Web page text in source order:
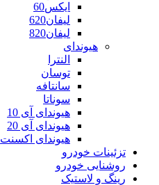
ایکس60
لیفان620
لیفان820
هیوندای
النترا
توسان
سانتافه
سوناتا
هیوندای آی 10
هیوندای آی 20
هیوندای اکسنت
تزئینات خودرو
روشنایی خودرو
رینگ و لاستیک